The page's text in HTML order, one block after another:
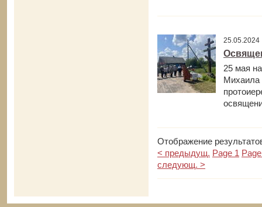
25 мая
Михаила
Отображение
< предыдущ. Page 1
следующ. >